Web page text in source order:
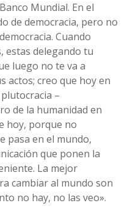
Mundial. En el
de democracia, pero no
Cuando
estas delegando tu
luego no te va a
actos; creo que hoy en
–
de la humanidad en
hoy, porque no
pasa en el mundo,
que ponen la
La mejor
cambiar al mundo son
no hay, no las veo».